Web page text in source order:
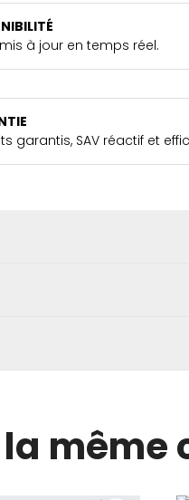
à jour en temps réel.
garantis, SAV réactif et
même